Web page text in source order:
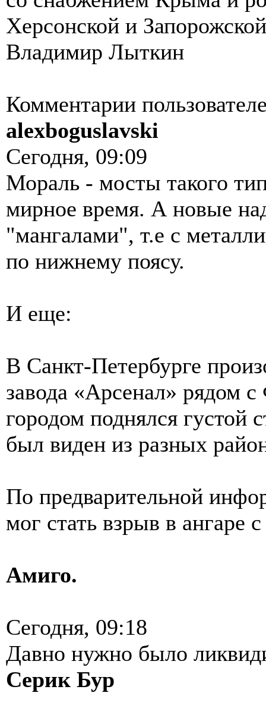
Херсонской и
Владимир Лыткин
Комментарии
alexboguslavski
Сегодня, 09:09
Мораль - мосты такого
мирное время. А новые
"мангалами", т.е с
по нижнему поясу.
И еще:
В Санкт-Петербурге
завода «Арсенал» рядом
городом поднялся густой
был виден из разных
По предварительной
мог стать взрыв в ангаре
Амиго.
Сегодня, 09:18
Давно нужно было
Серик Бур